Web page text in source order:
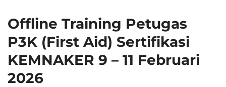
Offline Training Petugas
P3K (First Aid) Sertifikasi
KEMNAKER 9 – 11 Februari
2026